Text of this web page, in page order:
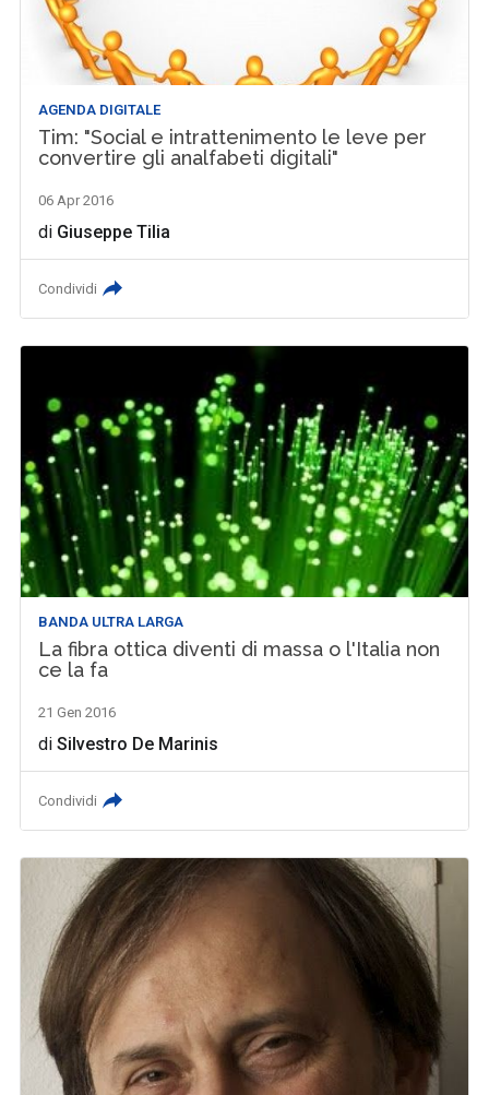
AGENDA DIGITALE
Tim: "Social e intrattenimento le leve per
convertire gli analfabeti digitali"
06 Apr 2016
di Giuseppe Tilia
Condividi
BANDA ULTRA LARGA
La fibra ottica diventi di massa o l'Italia non
ce la fa
21 Gen 2016
diSilvestro De Marinis
Condividi